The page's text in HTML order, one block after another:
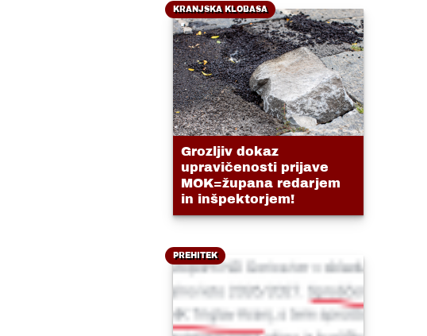
KRANJSKA KLOBASA
Grozljiv dokaz
upravičenosti prijave
MOK=župana redarjem
in inšpektorjem!
PREHITEK